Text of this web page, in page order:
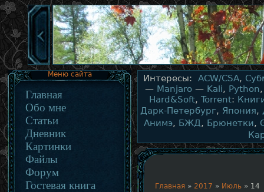
Меню сайта
Главная
Обо мне
Статьи
Дневник
Картинки
Файлы
Форум
Гостевая книга
Интересы: ACW/CSA,
— Manjaro — Kali, Python
Hard&Soft, Torrent:
Дарк-Петербург, Япония,
Анимэ, БЖД, Брюнетки,
Главная » 2017 » Июль » 14